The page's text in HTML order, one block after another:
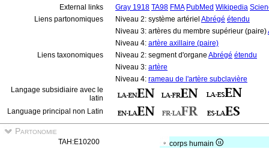
External links
Gray 1918 TA98 FMA PubMed Wikipedia
Liens partonomiques
Niveau 2: système artériel Abrégé étendu
Niveau 3: artères du membre supérieur (paire)
Niveau 4: artère axillaire (paire)
Liens taxonomiques
Niveau 2: segment d'organe Abrégé étendu
Niveau 3: artère
Niveau 4: rameau de l'artère subclavière
Langage subsidiaire avec le
latin
Language principal non Latin
Partonomie
TAH:E10200
corps humain